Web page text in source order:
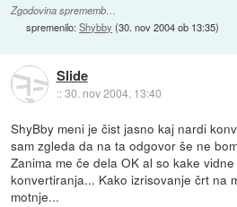
Zgodovina sprememb…
spremenilo:Shybby (30. nov 2004 ob 13:35)
Slide
::30. nov 2004, 13:40
ShyBby meni je čist jasno kaj nardi
sam zgleda da na ta odgovor še ne
Zanima me če dela OK al so kake
konvertiranja... Kako izrisovanje črt na
motnje...